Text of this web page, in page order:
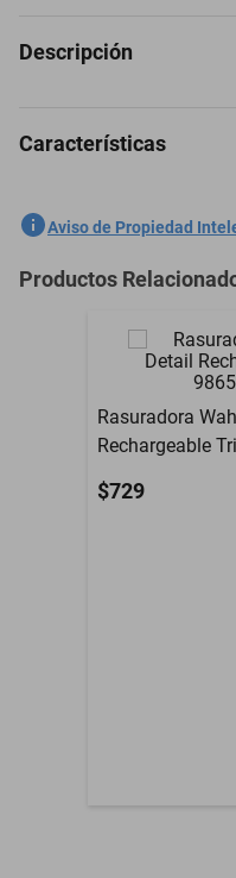
Descripción
Características técnicas
Material: carcasa metálica
Función de apagado
Características
SKU
Marca
Resistencia al Agua
Contenido del
Garantía con Proveedor
Aviso de Propiedad
Productos
Rasuradora Wahl Trim & Detail
Rechargeable
$729